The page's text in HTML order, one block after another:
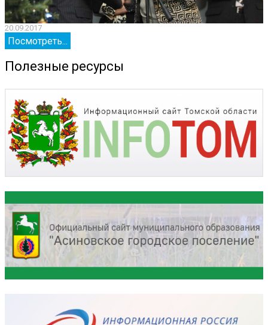
20.09.2017
Посмотреть...
Полезные ресурсы